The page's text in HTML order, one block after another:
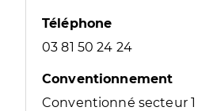
Téléphone
03 81 50 24 24
Conventionnement
Conventionné secteur 1